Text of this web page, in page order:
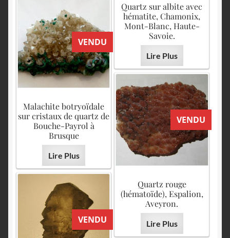
Quartz sur albite avec
hématite, Chamonix,
Mont-Blanc, Haute-
Savoie.
Lire Plus
VENDU
Malachite botryoïdale
sur cristaux de quartz de
Bouche-Payrol à
Brusque
Lire Plus
VENDU
Quartz rouge
(hématoïde), Espalion,
Aveyron.
Lire Plus
VENDU